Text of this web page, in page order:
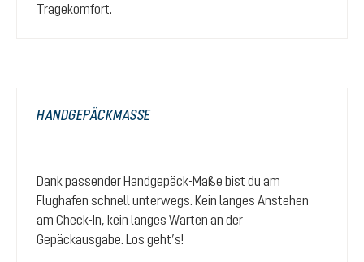
Tragekomfort.
HANDGEPÄCKMASSE
Dank passender Handgepäck-Maße bist du am
Flughafen schnell unterwegs. Kein langes Anstehen
am Check-In, kein langes Warten an der
Gepäckausgabe. Los geht’s!